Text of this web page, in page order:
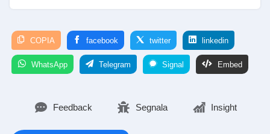
COPIA facebook twitter linkedin
WhatsApp Telegram Signal Embed
Feedback Segnala Insight